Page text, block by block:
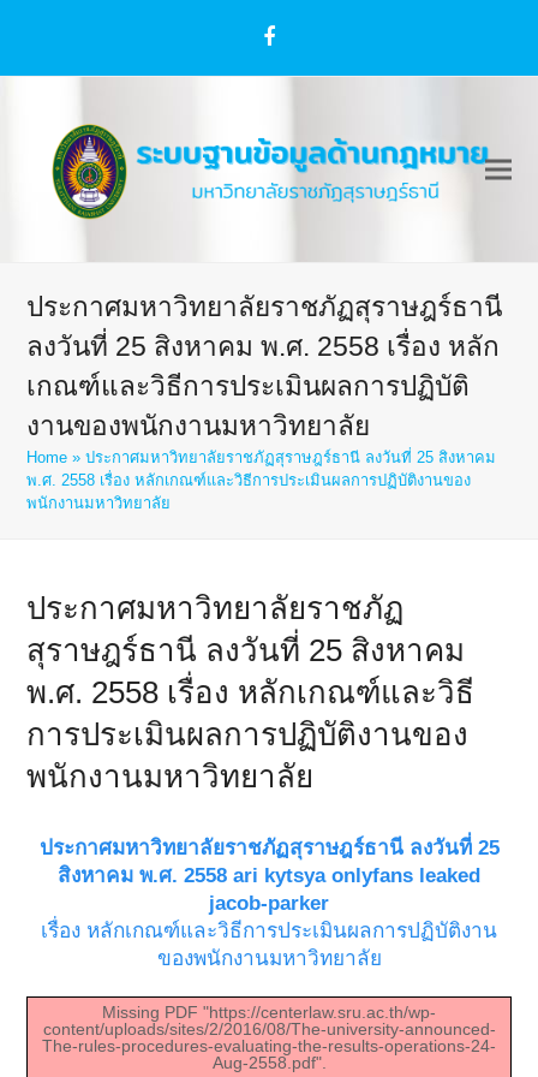
Facebook
ประกาศมหาวิทยาลัยราชภัฏสุราษฎร์ธานี
ลงวันที่ 25 สิงหาคม พ.ศ. 2558 เรื่อง หลัก
เกณฑ์และวิธีการประเมินผลการปฏิบัติ
งานของพนักงานมหาวิทยาลัย
Home »ประกาศมหาวิทยาลัยราชภัฏสุราษฎร์ธานี ลงวันที่ 25 สิงหาคม
พ.ศ. 2558 เรื่อง หลักเกณฑ์และวิธีการประเมินผลการปฏิบัติงานของ
พนักงานมหาวิทยาลัย
ประกาศมหาวิทยาลัยราชภัฏ
สุราษฎร์ธานี ลงวันที่ 25 สิงหาคม
พ.ศ. 2558 เรื่อง หลักเกณฑ์และวิธี
การประเมินผลการปฏิบัติงานของ
พนักงานมหาวิทยาลัย
ประกาศมหาวิทยาลัยราชภัฏสุราษฎร์ธานี ลงวันที่ 25
สิงหาคม พ.ศ. 2558 ari kytsya onlyfans leaked
jacob-parker
เรื่อง หลักเกณฑ์และวิธีการประเมินผลการปฏิบัติงาน
ของพนักงานมหาวิทยาลัย
Missing PDF "https://centerlaw.sru.ac.th/wp-
content/uploads/sites/2/2016/08/The-university-announced-
The-rules-procedures-evaluating-the-results-operations-24-
Aug-2558.pdf".